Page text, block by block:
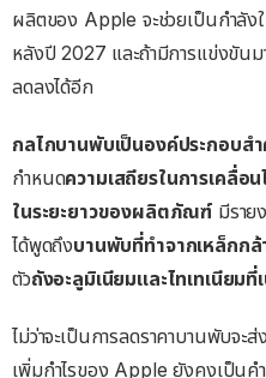
ผลิตของ Apple จะช่วยเป็นกำลั
หลังปี 2027 และถ้ามีการแข่งขั
ลดลงได้อีก
กลไกบานพับเป็นองค์ประกอบส
กำหนดความเสถียรในการเคลื่อ
ในระยะยาวของผลิตภัณฑ์ มีราย
ได้พูดถึงบานพับที่ทำจากเหล็กก
ตัวถังอะลูมิเนียมและไทเทเนียม
ไม่ว่าจะเป็นการลดราคาบานพับจ
เพิ่มกำไรของ Apple ยังคงเป็น